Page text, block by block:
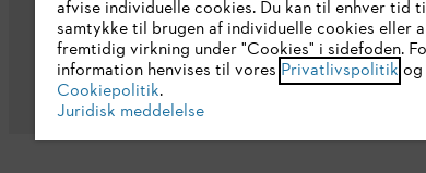
Generelle vilkår og betingelser
afvise individuelle cookies. Du kan til enhver tid
samtykke til brugen af individuelle cookies eller
fremtidig virkning under "Cookies" i sidefoden.
information henvises til vores Privatlivspolitik og
Cookiepolitik.
Juridisk meddelelse